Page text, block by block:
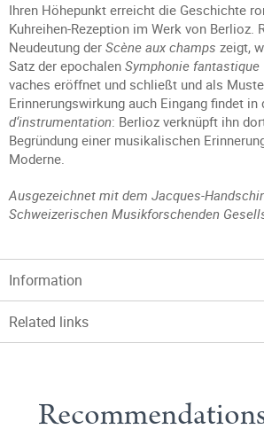
Ihren Höhepunkt erreicht die Geschichte
Kuhreihen-Rezeption im Werk von Berlioz.
Neudeutung der Scène aux champs zeigt,
Satz der epochalen Symphonie fantastique
vaches eröffnet und schließt und als
Erinnerungswirkung auch Eingang findet in
d‘instrumentation: Berlioz verknüpft ihn
Begründung einer musikalischen
Moderne.
Ausgezeichnet mit dem Jacques-
Schweizerischen Musikforschenden
Information
Related links